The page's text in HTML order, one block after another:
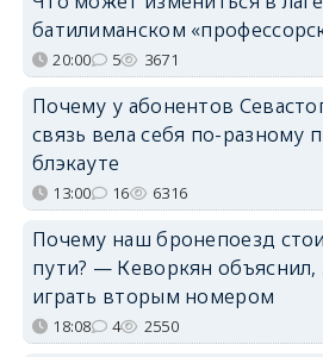
батилиманском
20:00 5 3671
Почему у абонентов
связь вела себя по-разному
блэкауте
13:00 16 6316
Почему наш бронепоезд
пути? — Кеворкян объяснил,
играть вторым номером
18:08 4 2550